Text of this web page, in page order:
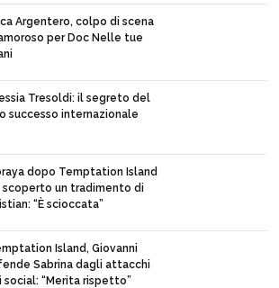
Argentero, colpo di scena
per Doc Nelle tue
Tresoldi: il segreto del
successo internazionale
dopo Temptation Island
scoperto un tradimento di
“È scioccata”
Island, Giovanni
Sabrina dagli attacchi
social: “Merita rispetto”